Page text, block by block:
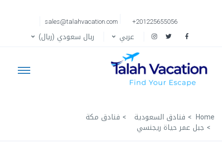
+201225655056
sales@talahvacation.com
عربي ربال سعودي (ريال)
Home فنادق السعودية فنادق مكة
جبل عمر حياة ريجنسي